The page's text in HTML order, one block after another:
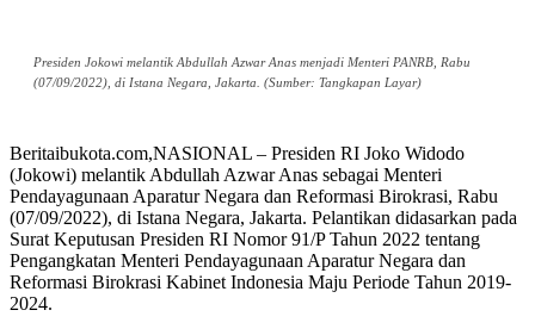
Presiden Jokowi melantik Abdullah Azwar Anas menjadi Menteri PANRB, Rabu
(07/09/2022), di Istana Negara, Jakarta. (Sumber: Tangkapan Layar)
Beritaibukota.com,NASIONAL – Presiden RI Joko Widodo
(Jokowi) melantik Abdullah Azwar Anas sebagai Menteri
Pendayagunaan Aparatur Negara dan Reformasi Birokrasi, Rabu
(07/09/2022), di Istana Negara, Jakarta. Pelantikan didasarkan pada
Surat Keputusan Presiden RI Nomor 91/P Tahun 2022 tentang
Pengangkatan Menteri Pendayagunaan Aparatur Negara dan
Reformasi Birokrasi Kabinet Indonesia Maju Periode Tahun 2019-
2024.